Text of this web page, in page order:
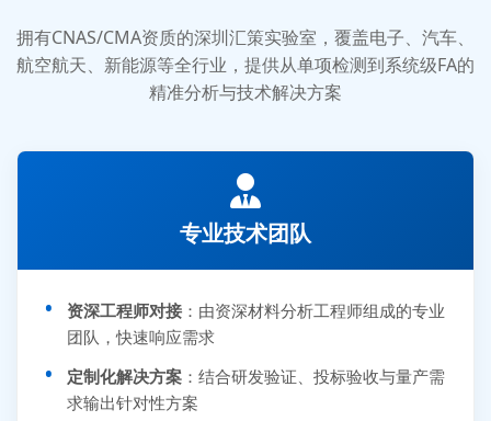
拥有CNAS/CMA资质的深圳汇策实验室，覆盖电子、汽车、
航空航天、新能源等全行业，提供从单项检测到系统级FA的
精准分析与技术解决方案
专业技术团队
资深工程师对接 ：由资深材料分析工程师组成的专业
团队，快速响应需求
定制化解决方案 ：结合研发验证、投标验收与量产需
求输出针对性方案